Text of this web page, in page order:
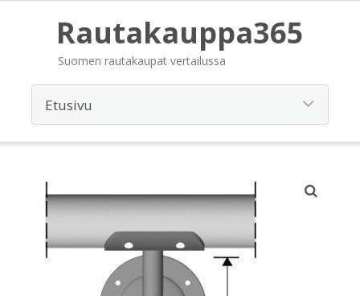
Rautakauppa365
Suomen rautakaupat vertailussa